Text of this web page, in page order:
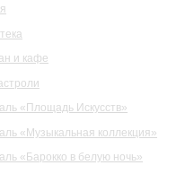
и кафе
«Площадь Искусств»
«Музыкальная коллекция»
«Барокко в белую ночь»